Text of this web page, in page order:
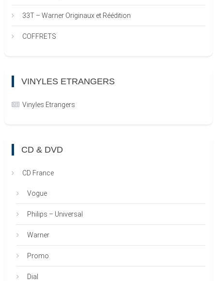
33T – Warner Originaux et Réédition
COFFRETS
VINYLES ETRANGERS
Vinyles Etrangers
CD & DVD
CD France
Vogue
Philips – Universal
Warner
Promo
Dial